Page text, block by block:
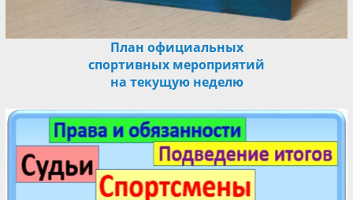
План официальных
спортивных мероприятий
на текущую неделю